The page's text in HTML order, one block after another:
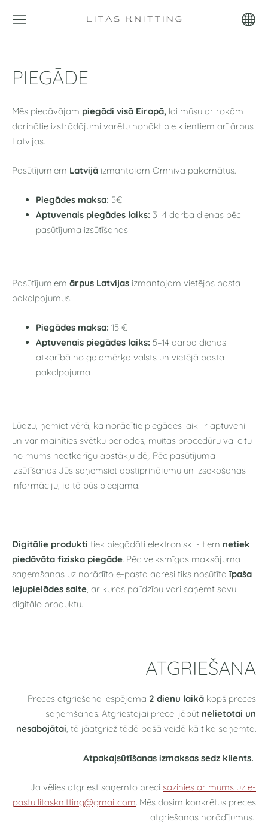
PIEGĀDE
Mēs piedāvājam piegādi visā Eiropā, lai mūsu ar rokām
darinātie izstrādājumi varētu nonākt pie klientiem arī ārpus
Latvijas.
Pasūtījumiem Latvijā izmantojam Omniva pakomātus.
Piegādes maksa: 5€
Aptuvenais piegādes laiks: 3–4 darba dienas pēc
pasūtījuma izsūtīšanas
Pasūtījumiem ārpus Latvijas izmantojam vietējos pasta
pakalpojumus.
Piegādes maksa: 15 €
Aptuvenais piegādes laiks: 5–14 darba dienas
atkarībā no galamērķa valsts un vietējā pasta
pakalpojuma
Lūdzu, ņemiet vērā, ka norādītie piegādes laiki ir aptuveni
un var mainīties svētku periodos, muitas procedūru vai citu
no mums neatkarīgu apstākļu dēļ. Pēc pasūtījuma
izsūtīšanas Jūs saņemsiet apstiprinājumu un izsekošanas
informāciju, ja tā būs pieejama.
Digitālie produkti tiek piegādāti elektroniski - tiem netiek
piedāvāta fiziska piegāde. Pēc veiksmīgas maksājuma
saņemšanas uz norādīto e-pasta adresi tiks nosūtītaīpaša
lejupielādes saite, ar kuras palīdzību vari saņemt savu
digitālo produktu.
ATGRIEŠANA
Preces atgriešana iespējama 2 dienu laikā kopš preces
saņemšanas. Atgriestajai precei jābūt nelietotai un
nesabojātai, tā jāatgriež tādā pašā veidā kā tika saņemta.
Atpakaļsūtīšanas izmaksas sedz klients.
Ja vēlies atgriest saņemto preci sazinies ar mums uz e-
pastu litasknitting@gmail.com. Mēs dosim konkrētus preces
atgriešanas norādījumus.